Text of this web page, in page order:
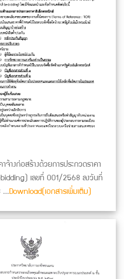
จ้างก่อสร้างด้วยการประกวดราคา
เลขที่ 001/2568 ลงวันที่
Download(เอกสารเพิ่มเติม)